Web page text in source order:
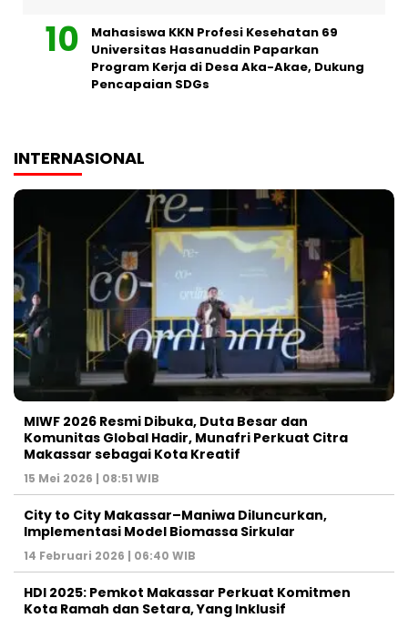
Mahasiswa KKN Profesi Kesehatan 69
Universitas Hasanuddin Paparkan
Program Kerja di Desa Aka-Akae, Dukung
Pencapaian SDGs
INTERNASIONAL
MIWF 2026 Resmi Dibuka, Duta Besar dan
Komunitas Global Hadir, Munafri Perkuat Citra
Makassar sebagai Kota Kreatif
15 Mei 2026 | 08:51 WIB
City to City Makassar–Maniwa Diluncurkan,
Implementasi Model Biomassa Sirkular
14 Februari 2026 | 06:40 WIB
HDI 2025: Pemkot Makassar Perkuat Komitmen
Kota Ramah dan Setara, Yang Inklusif